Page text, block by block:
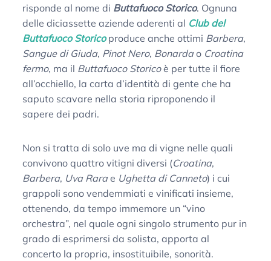
risponde al nome di Buttafuoco Storico. Ognuna
delle diciassette aziende aderenti al Club del
Buttafuoco Storico produce anche ottimi Barbera,
Sangue di Giuda, Pinot Nero, Bonardao Croatina
fermo, ma il Buttafuoco Storicoè per tutte il fiore
all’occhiello, la carta d’identità di gente che ha
saputo scavare nella storia riproponendo il
sapere dei padri.
Non si tratta di solo uve ma di vigne nelle quali
convivono quattro vitigni diversi (Croatina,
Barbera, Uva Rarae Ughetta di Canneto) i cui
grappoli sono vendemmiati e vinificati insieme,
ottenendo, da tempo immemore un “vino
orchestra”, nel quale ogni singolo strumento pur in
grado di esprimersi da solista, apporta al
concerto la propria, insostituibile, sonorità.